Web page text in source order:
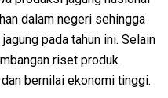
dalam negeri sehingga
pada tahun ini. Selain
riset produk
bernilai ekonomi tinggi.